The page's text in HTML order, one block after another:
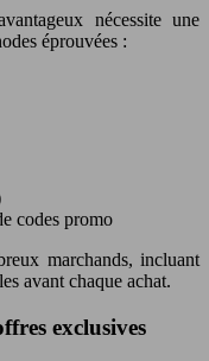
nécessite une
éprouvées :
codes promo
marchands, incluant
avant chaque achat.
exclusives